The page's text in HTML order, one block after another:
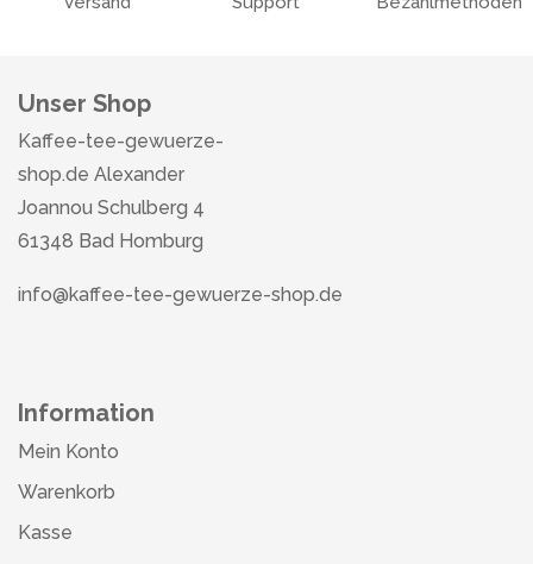
Unser Shop
Kaffee-tee-gewuerze-
shop.de Alexander
Joannou Schulberg 4
61348 Bad Homburg
info@kaffee-tee-gewuerze-shop.de
Information
Mein Konto
Warenkorb
Kasse